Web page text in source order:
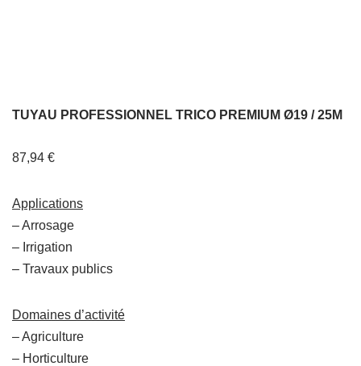
TUYAU PROFESSIONNEL TRICO PREMIUM Ø19 / 25M
87,94 €
Applications
– Arrosage
– Irrigation
– Travaux publics
Domaines d’activité
– Agriculture
– Horticulture